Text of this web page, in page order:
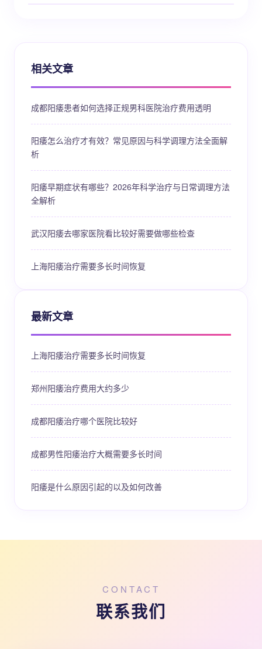
相关文章
成都阳痿患者如何选择正规男科医院治疗费用透明
阳痿怎么治疗才有效？常见原因与科学调理方法全面解
析
阳痿早期症状有哪些？2026年科学治疗与日常调理方法
全解析
武汉阳痿去哪家医院看比较好需要做哪些检查
上海阳痿治疗需要多长时间恢复
最新文章
上海阳痿治疗需要多长时间恢复
郑州阳痿治疗费用大约多少
成都阳痿治疗哪个医院比较好
成都男性阳痿治疗大概需要多长时间
阳痿是什么原因引起的以及如何改善
CONTACT
联系我们